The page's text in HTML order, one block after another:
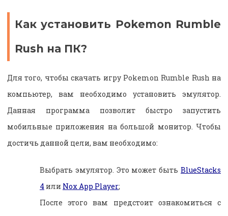
Как установить Pokemon Rumble
Rush на ПК?
Для того, чтобы скачать игру Pokemon Rumble Rush на
компьютер, вам необходимо установить эмулятор.
Данная программа позволит быстро запустить
мобильные приложения на большой монитор. Чтобы
достичь данной цели, вам необходимо:
Выбрать эмулятор. Это может быть BlueStacks
4 или Nox App Player;
После этого вам предстоит ознакомиться с